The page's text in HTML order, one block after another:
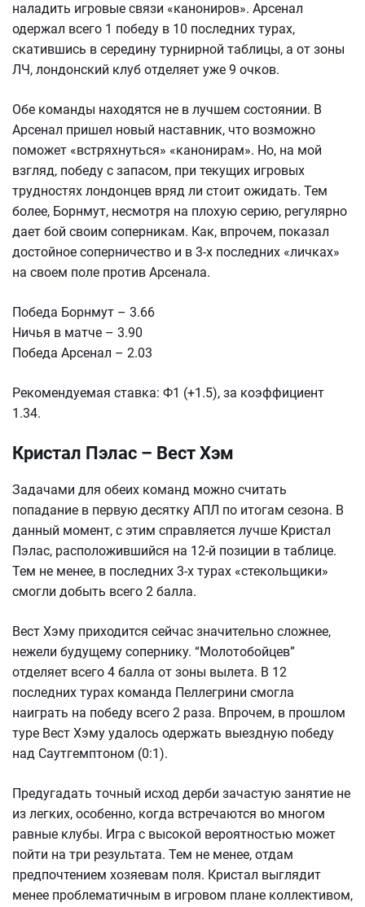
наладить игровые связи «канониров». Арсенал
одержал всего 1 победу в 10 последних турах,
скатившись в середину турнирной таблицы, а от зоны
ЛЧ, лондонский клуб отделяет уже 9 очков.
Обе команды находятся не в лучшем состоянии. В
Арсенал пришел новый наставник, что возможно
поможет «встряхнуться» «канонирам». Но, на мой
взгляд, победу с запасом, при текущих игровых
трудностях лондонцев вряд ли стоит ожидать. Тем
более, Борнмут, несмотря на плохую серию, регулярно
дает бой своим соперникам. Как, впрочем, показал
достойное соперничество и в 3-х последних «личках»
на своем поле против Арсенала.
Победа Борнмут – 3.66
Ничья в матче – 3.90
Победа Арсенал – 2.03
Рекомендуемая ставка: Ф1 (+1.5), за коэффициент
1.34.
Кристал Пэлас – Вест Хэм
Задачами для обеих команд можно считать
попадание в первую десятку АПЛ по итогам сезона. В
данный момент, с этим справляется лучше Кристал
Пэлас, расположившийся на 12-й позиции в таблице.
Тем не менее, в последних 3-х турах «стекольщики»
смогли добыть всего 2 балла.
Вест Хэму приходится сейчас значительно сложнее,
нежели будущему сопернику. “Молотобойцев”
отделяет всего 4 балла от зоны вылета. В 12
последних турах команда Пеллегрини смогла
наиграть на победу всего 2 раза. Впрочем, в прошлом
туре Вест Хэму удалось одержать выездную победу
над Саутгемптоном (0:1).
Предугадать точный исход дерби зачастую занятие не
из легких, особенно, когда встречаются во многом
равные клубы. Игра с высокой вероятностью может
пойти на три результата. Тем не менее, отдам
предпочтением хозяевам поля. Кристал выглядит
менее проблематичным в игровом плане коллективом,